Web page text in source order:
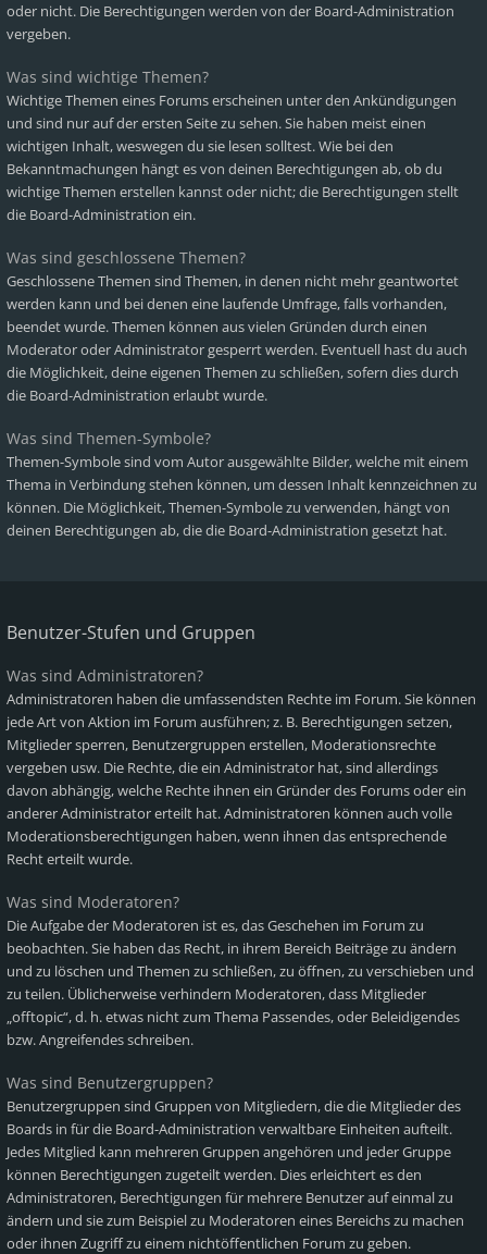
oder nicht. Die Berechtigungen werden von der Board-Administration
vergeben.
Was sind wichtige Themen?
Wichtige Themen eines Forums erscheinen unter den Ankündigungen
und sind nur auf der ersten Seite zu sehen. Sie haben meist einen
wichtigen Inhalt, weswegen du sie lesen solltest. Wie bei den
Bekanntmachungen hängt es von deinen Berechtigungen ab, ob du
wichtige Themen erstellen kannst oder nicht; die Berechtigungen stellt
die Board-Administration ein.
Was sind geschlossene Themen?
Geschlossene Themen sind Themen, in denen nicht mehr geantwortet
werden kann und bei denen eine laufende Umfrage, falls vorhanden,
beendet wurde. Themen können aus vielen Gründen durch einen
Moderator oder Administrator gesperrt werden. Eventuell hast du auch
die Möglichkeit, deine eigenen Themen zu schließen, sofern dies durch
die Board-Administration erlaubt wurde.
Was sind Themen-Symbole?
Themen-Symbole sind vom Autor ausgewählte Bilder, welche mit einem
Thema in Verbindung stehen können, um dessen Inhalt kennzeichnen zu
können. Die Möglichkeit, Themen-Symbole zu verwenden, hängt von
deinen Berechtigungen ab, die die Board-Administration gesetzt hat.
Benutzer-Stufen und Gruppen
Was sind Administratoren?
Administratoren haben die umfassendsten Rechte im Forum. Sie können
jede Art von Aktion im Forum ausführen; z. B. Berechtigungen setzen,
Mitglieder sperren, Benutzergruppen erstellen, Moderationsrechte
vergeben usw. Die Rechte, die ein Administrator hat, sind allerdings
davon abhängig, welche Rechte ihnen ein Gründer des Forums oder ein
anderer Administrator erteilt hat. Administratoren können auch volle
Moderationsberechtigungen haben, wenn ihnen das entsprechende
Recht erteilt wurde.
Was sind Moderatoren?
Die Aufgabe der Moderatoren ist es, das Geschehen im Forum zu
beobachten. Sie haben das Recht, in ihrem Bereich Beiträge zu ändern
und zu löschen und Themen zu schließen, zu öffnen, zu verschieben und
zu teilen. Üblicherweise verhindern Moderatoren, dass Mitglieder
„offtopic“, d. h. etwas nicht zum Thema Passendes, oder Beleidigendes
bzw. Angreifendes schreiben.
Was sind Benutzergruppen?
Benutzergruppen sind Gruppen von Mitgliedern, die die Mitglieder des
Boards in für die Board-Administration verwaltbare Einheiten aufteilt.
Jedes Mitglied kann mehreren Gruppen angehören und jeder Gruppe
können Berechtigungen zugeteilt werden. Dies erleichtert es den
Administratoren, Berechtigungen für mehrere Benutzer auf einmal zu
ändern und sie zum Beispiel zu Moderatoren eines Bereichs zu machen
oder ihnen Zugriff zu einem nichtöffentlichen Forum zu geben.